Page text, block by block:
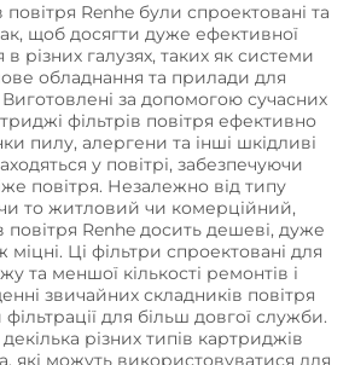
повітря Renhe були спроектовані та
щоб досягти дуже ефективної
в різних галузях, таких як системи
обладнання та прилади для
за допомогою сучасних
фільтрів повітря ефективно
пилу, алергени та інші шкідливі
у повітрі, забезпечуючи
повітря. Незалежно від типу
то житловий чи комерційний,
повітря Renhe досить дешеві, дуже
міцні. Ці фільтри спроектовані для
та меншої кількості ремонтів і
звичайних складників повітря
для більш довгої служби.
різних типів картриджів
які можуть використовуватися для